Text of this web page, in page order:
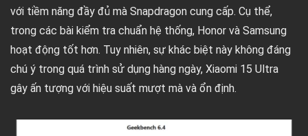
với tiềm năng đầy đủ mà Snapdragon cung cấp. Cụ thể,
trong các bài kiểm tra chuẩn hệ thống, Honor và Samsung
hoạt động tốt hơn. Tuy nhiên, sự khác biệt này không đáng
chú ý trong quá trình sử dụng hàng ngày, Xiaomi 15 Ultra
gây ấn tượng với hiệu suất mượt mà và ổn định.